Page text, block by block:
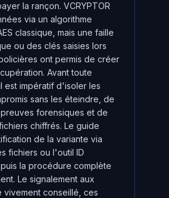
la rançon. VCRYPTOR
via un algorithme
classique, mais une faille
ou des clés saisies lors
ont permis de créer
Avant toute
est impératif d'isoler les
sans les éteindre, de
forensiques et de
chiffrés. Le guide
de la variante via
fichiers ou l'outil ID
la procédure complète
Le signalement aux
vivement conseillé, ces